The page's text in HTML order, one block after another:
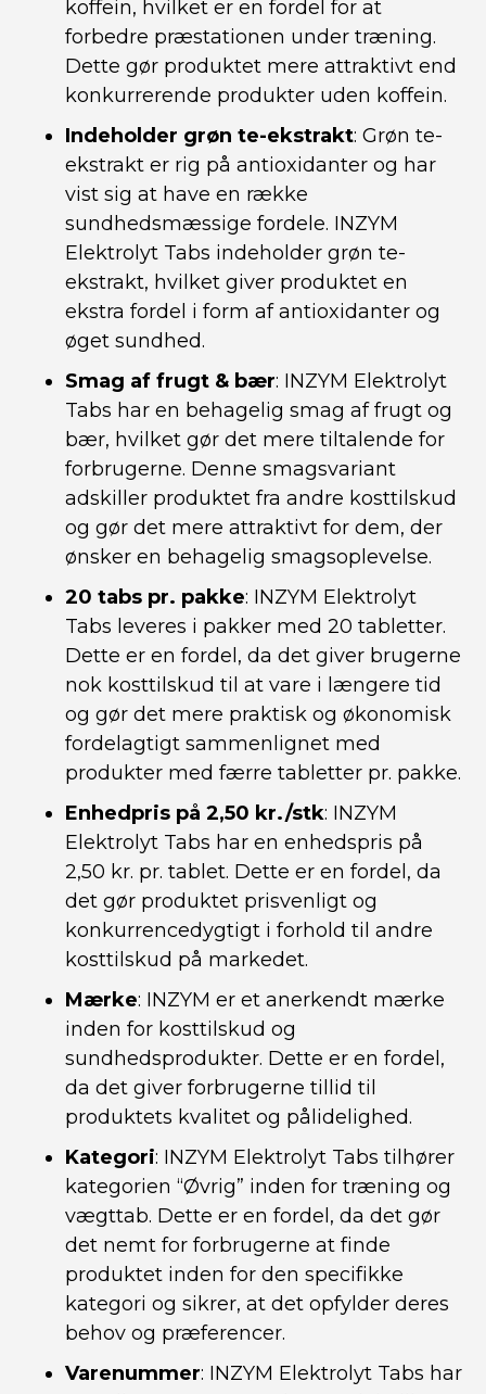
koffein, hvilket er en fordel for at
forbedre præstationen under træning.
Dette gør produktet mere attraktivt end
konkurrerende produkter uden koffein.
Indeholder grøn te-ekstrakt: Grøn te-
ekstrakt er rig på antioxidanter og har
vist sig at have en række
sundhedsmæssige fordele. INZYM
Elektrolyt Tabs indeholder grøn te-
ekstrakt, hvilket giver produktet en
ekstra fordel i form af antioxidanter og
øget sundhed.
Smag af frugt & bær: INZYM Elektrolyt
Tabs har en behagelig smag af frugt og
bær, hvilket gør det mere tiltalende for
forbrugerne. Denne smagsvariant
adskiller produktet fra andre kosttilskud
og gør det mere attraktivt for dem, der
ønsker en behagelig smagsoplevelse.
20 tabs pr. pakke: INZYM Elektrolyt
Tabs leveres i pakker med 20 tabletter.
Dette er en fordel, da det giver brugerne
nok kosttilskud til at vare i længere tid
og gør det mere praktisk og økonomisk
fordelagtigt sammenlignet med
produkter med færre tabletter pr. pakke.
Enhedpris på 2,50 kr./stk: INZYM
Elektrolyt Tabs har en enhedspris på
2,50 kr. pr. tablet. Dette er en fordel, da
det gør produktet prisvenligt og
konkurrencedygtigt i forhold til andre
kosttilskud på markedet.
Mærke: INZYM er et anerkendt mærke
inden for kosttilskud og
sundhedsprodukter. Dette er en fordel,
da det giver forbrugerne tillid til
produktets kvalitet og pålidelighed.
Kategori: INZYM Elektrolyt Tabs tilhører
kategorien “Øvrig” inden for træning og
vægttab. Dette er en fordel, da det gør
det nemt for forbrugerne at finde
produktet inden for den specifikke
kategori og sikrer, at det opfylder deres
behov og præferencer.
Varenummer: INZYM Elektrolyt Tabs har